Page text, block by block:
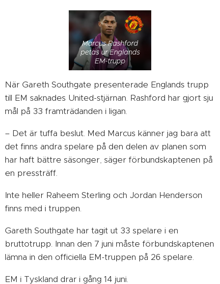
Marcus Rashford
petas ur Englands
EM-trupp
När Gareth Southgate presenterade Englands trupp
till EM saknades United-stjärnan. Rashford har gjort sju
mål på 33 framträdanden i ligan.
– Det är tuffa beslut. Med Marcus känner jag bara att
det finns andra spelare på den delen av planen som
har haft bättre säsonger, säger förbundskaptenen på
en pressträff.
Inte heller Raheem Sterling och Jordan Henderson
finns med i truppen.
Gareth Southgate har tagit ut 33 spelare i en
bruttotrupp. Innan den 7 juni måste förbundskaptenen
lämna in den officiella EM-truppen på 26 spelare.
EM i Tyskland drar i gång 14 juni.